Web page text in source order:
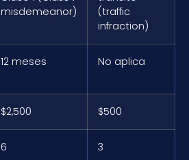
misdemeanor)
(traffic
infraction)
12 meses No aplica
$2,500 $500
6 3